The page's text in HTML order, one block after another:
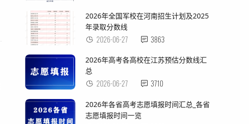
2026年全国军校在河南招生计划及2025
年录取分数线
2026-06-27 3863
2026年高考各高校在江苏预估分数线汇
总
2026-06-27 3710
2026年各省高考志愿填报时间汇总_各省
志愿填报时间一览